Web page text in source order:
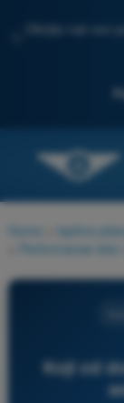
Otkrijte naš novi
Home Ispitna
Performanse leta
Koji od